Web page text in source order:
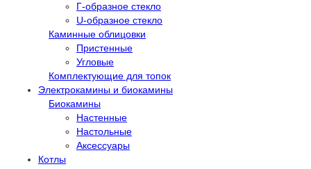
Г-образное стекло
U-образное стекло
Каминные облицовки
Пристенные
Угловые
Комплектующие для топок
Электрокамины и биокамины
Биокамины
Настенные
Настольные
Аксессуары
Котлы